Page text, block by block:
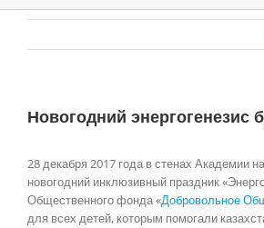
Новогодний энергогенезис
28 декабря 2017 года в стенах Академии
новогодний инклюзивный праздник
Общественного фонда «Добровольное
для всех детей, которым помогали